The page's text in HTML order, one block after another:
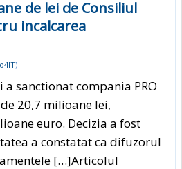
de lei de Consiliul
incalcarea
)
sanctionat compania PRO
20,7 milioane lei,
euro. Decizia a fost
a constatat ca difuzorul
[…]Articolul